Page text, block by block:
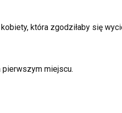
kobiety, która zgodziłaby się
pierwszym miejscu.